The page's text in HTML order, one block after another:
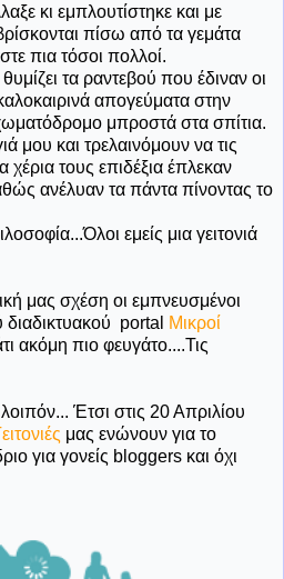
κι εμπλουτίστηκε και με
πίσω από τα γεμάτα
πια τόσοι πολλοί.
τα ραντεβού που έδιναν οι
απογεύματα στην
μπροστά στα σπίτια.
μου και τρελαινόμουν να τις
τους επιδέξια έπλεκαν
ανέλυαν τα πάντα πίνοντας το
εμείς μια γειτονιά
μας σχέση οι εμπνευσμένοι
διαδικτυακού portal
Μικροί
ακόμη πιο φευγάτο....Τις
Έτσι στις 20 Απριλίου
μας ενώνουν για το
για γονείς bloggers και όχι